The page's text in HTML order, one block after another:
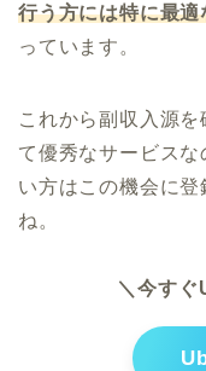
行う方には特に最
っています。
これから副収入源
て優秀なサービス
い方はこの機会に
ね。
＼今す